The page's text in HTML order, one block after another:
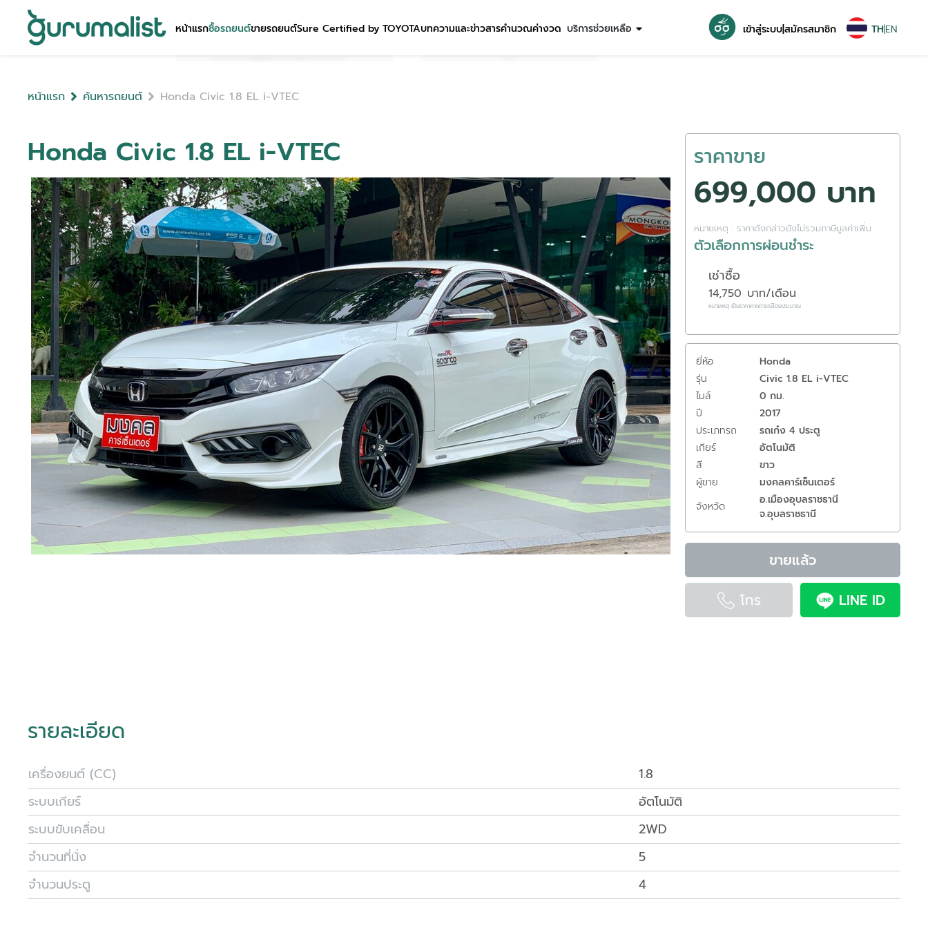
หน้าแรกซื้อรถยนต์ขายรถยนต์Sure Certified by TOYOTAบทความและข่าวสารคำนวณค่างวด บริการช่วยเหลือ เข้าสู่ระบบ|สมัครสมาชิก TH|EN
หน้าแรก ค้นหารถยนต์ Honda Civic 1.8 EL i-VTEC
Honda Civic 1.8 EL i-VTEC ราคาขาย
699,000 บาท
หมายเหตุ : ราคาดังกล่าวยังไม่รวมภาษีมูลค่าเพิ่ม
ตัวเลือกการผ่อนชำระ
เช่าซื้อ
14,750 บาท/เดือน
หมายเหตุ เป็นราคาคาดการณ์โดยประมาณ
ยี่ห้อ
Honda
รุ่น
Civic 1.8 EL i-VTEC
ไมล์
0 กม.
ปี
2017
ประเภทรถ
รถเก๋ง 4 ประตู
เกียร์
อัตโนมัติ
สี
ขาว
ผู้ขาย
มงคลคาร์เซ็นเตอร์
จังหวัด
อ.เมืองอุบลราชธานี
จ.อุบลราชธานี
ขายแล้ว
โทร
LINE ID
รายละเอียด
เครื่องยนต์ (CC)
1.8
ระบบเกียร์
อัตโนมัติ
ระบบขับเคลื่อน
2WD
จำนวนที่นั่ง
5
จำนวนประตู
4